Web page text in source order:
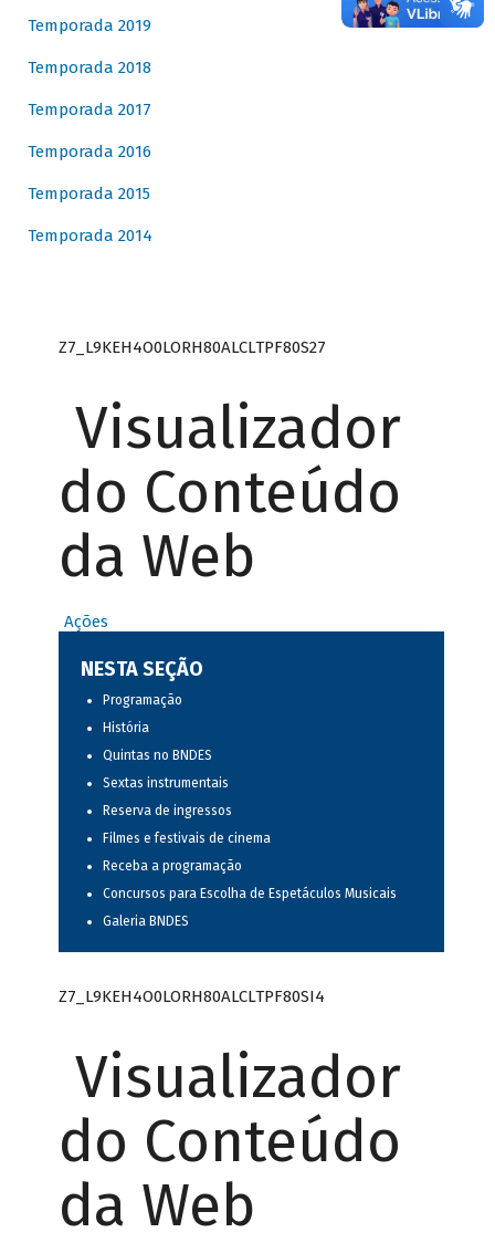
Temporada 2019
Temporada 2018
Temporada 2017
Temporada 2016
Temporada 2015
Temporada 2014
Z7_L9KEH4O0LORH80ALCLTPF80S27
Visualizador
do Conteúdo
da Web
Ações
NESTA SEÇÃO
Programação
História
Quintas no BNDES
Sextas instrumentais
Reserva de ingressos
Filmes e festivais de cinema
Receba a programação
Concursos para Escolha de Espetáculos Musicais
Galeria BNDES
Z7_L9KEH4O0LORH80ALCLTPF80SI4
Visualizador
do Conteúdo
da Web